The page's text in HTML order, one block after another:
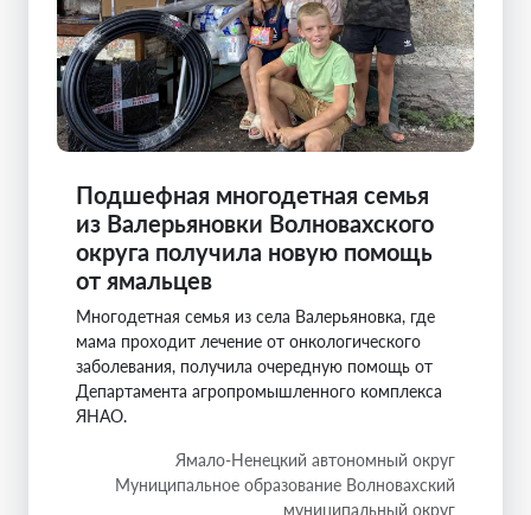
Подшефная многодетная семья
из Валерьяновки Волновахского
округа получила новую помощь
от ямальцев
Многодетная семья из села Валерьяновка, где
мама проходит лечение от онкологического
заболевания, получила очередную помощь от
Департамента агропромышленного комплекса
ЯНАО.
Ямало-Ненецкий автономный округ
Муниципальное образование Волновахский
муниципальный округ